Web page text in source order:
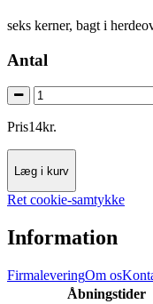
seks kerner, bagt i
Antal
Pris14kr.
Læg i kurv
Ret cookie-samtykke
Information
FirmaleveringOm os
Åbningstider